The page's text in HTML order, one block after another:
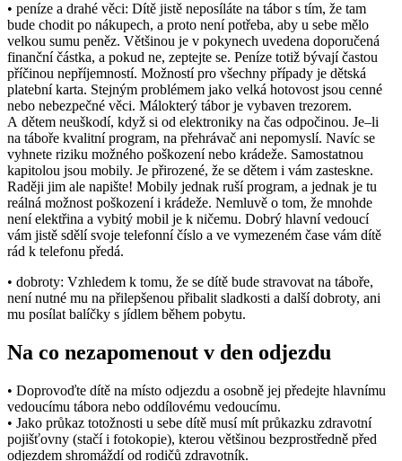
• peníze a drahé věci: Dítě jistě neposíláte na tábor s tím, že tam
bude chodit po nákupech, a proto není potřeba, aby u sebe mělo
velkou sumu peněz. Většinou je v pokynech uvedena doporučená
finanční částka, a pokud ne, zeptejte se. Peníze totiž bývají častou
příčinou nepříjemností. Možností pro všechny případy je dětská
platební karta. Stejným problémem jako velká hotovost jsou cenné
nebo nebezpečné věci. Málokterý tábor je vybaven trezorem.
A dětem neuškodí, když si od elektroniky na čas odpočinou. Je–li
na táboře kvalitní program, na přehrávač ani nepomyslí. Navíc se
vyhnete riziku možného poškození nebo krádeže. Samostatnou
kapitolou jsou mobily. Je přirozené, že se dětem i vám zasteskne.
Raději jim ale napište! Mobily jednak ruší program, a jednak je tu
reálná možnost poškození i krádeže. Nemluvě o tom, že mnohde
není elektřina a vybitý mobil je k ničemu. Dobrý hlavní vedoucí
vám jistě sdělí svoje telefonní číslo a ve vymezeném čase vám dítě
rád k telefonu předá.
• dobroty: Vzhledem k tomu, že se dítě bude stravovat na táboře,
není nutné mu na přilepšenou přibalit sladkosti a další dobroty, ani
mu posílat balíčky s jídlem během pobytu.
Na co nezapomenout v den odjezdu
• Doprovoďte dítě na místo odjezdu a osobně jej předejte hlavnímu
vedoucímu tábora nebo oddílovému vedoucímu.
• Jako průkaz totožnosti u sebe dítě musí mít průkazku zdravotní
pojišťovny (stačí i fotokopie), kterou většinou bezprostředně před
odjezdem shromáždí od rodičů zdravotník.